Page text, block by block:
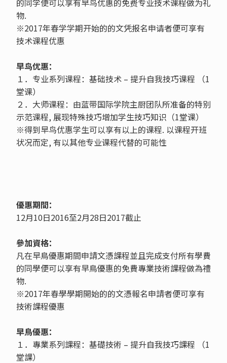
物.
※2017年春学学期开始的的文凭报名申请者便可享有
技术课程优惠
早鸟优惠：
１．专业系列课程：基础技术 – 提升自我技巧课程 （1
堂课）
２．大师课程：由蓝带国际学院主厨团队所准备的特别
示范课程, 展现特殊技巧增加学生技巧知识（1堂课）
※得到早鸟优惠学生可以享有以上的课程. 以课程开班
状况而定, 有以其他专业课程代替的可能性
優惠期間：
12月10日2016至2月28日2017截止
參加資格：
凡在早鳥優惠期間申請文憑課程並且完成支付所有學費
的同學便可以享有早鳥優惠的免費專業技術課程做為禮
物.
※2017年春學學期開始的的文憑報名申請者便可享有
技術課程優惠
早鳥優惠：
１．專業系列課程：基礎技術 – 提升自我技巧課程 （1
堂課）